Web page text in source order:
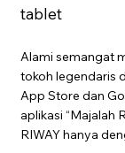
tablet
Alami semangat
tokoh legendaris
App Store dan
aplikasi “Majalah
RIWAY hanya